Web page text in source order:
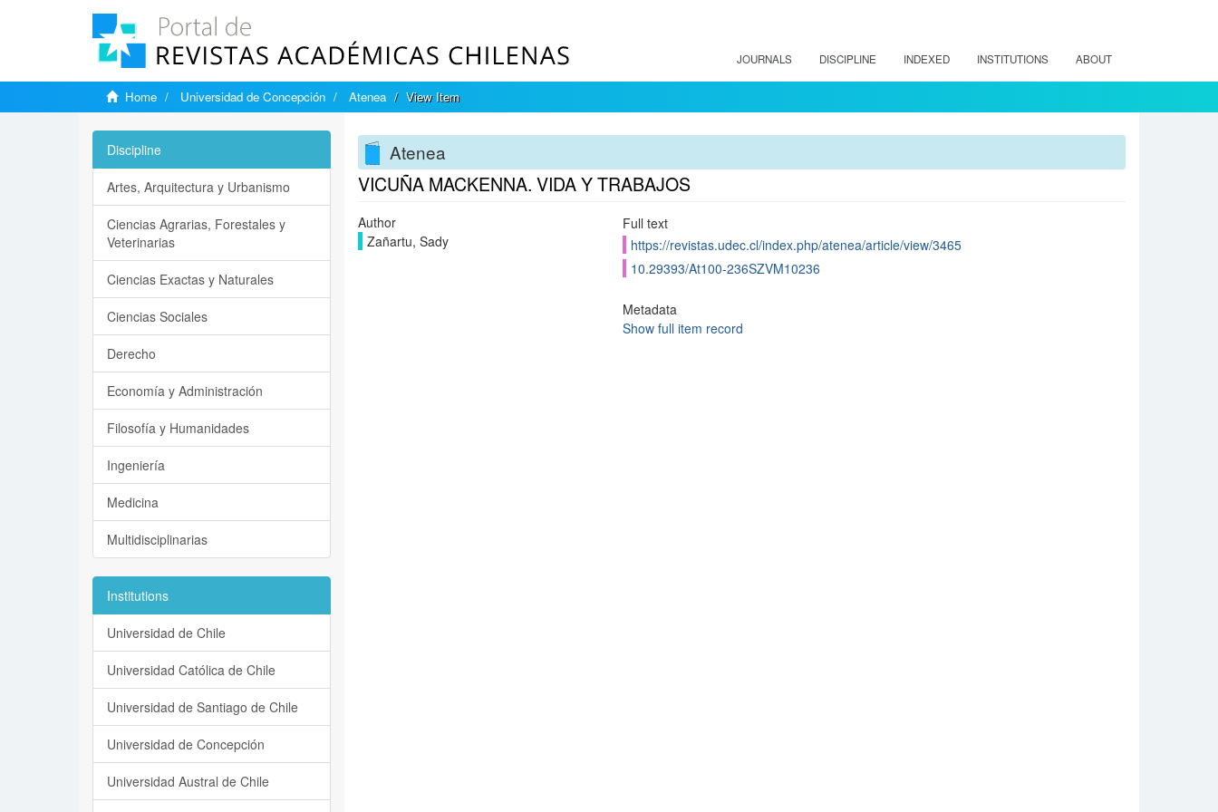
JOURNALS DISCIPLINE INDEXED INSTITUTIONS ABOUT
Home Universidad de Concepción Atenea View Item
Atenea
VICUÑA MACKENNA. VIDA Y TRABAJOS
Author
Zañartu, Sady
Full text
https://revistas.udec.cl/index.php/atenea/article/view/3465
10.29393/At100-236SZVM10236
Metadata
Show full item record
Discipline
Artes, Arquitectura y Urbanismo
Ciencias Agrarias, Forestales y
Veterinarias
Ciencias Exactas y Naturales
Ciencias Sociales
Derecho
Economía y Administración
Filosofía y Humanidades
Ingeniería
Medicina
Multidisciplinarias
Institutions
Universidad de Chile
Universidad Católica de Chile
Universidad de Santiago de Chile
Universidad de Concepción
Universidad Austral de Chile